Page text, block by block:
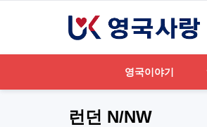
영국이야기
런던 N/NW